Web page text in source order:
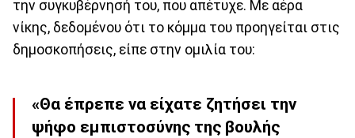
την συγκυβέρνησή του, που απέτυχε. Με αέρα
νίκης, δεδομένου ότι το κόμμα του προηγείται στις
δημοσκοπήσεις, είπε στην ομιλία του:
«Θα έπρεπε να είχατε ζητήσει την
ψήφο εμπιστοσύνης της βουλής